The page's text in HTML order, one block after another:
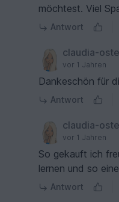
möchtest. Viel
Antwort
claudia-
vor 1 Jahren
Dankeschön für
Antwort
claudia-
vor 1 Jahren
So gekauft ich
lernen und so
Antwort